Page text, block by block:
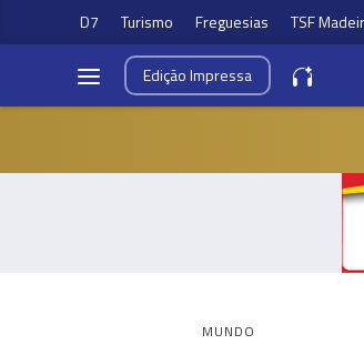
D7 Turismo Freguesias TSF
EdiçãoImpressa
MUNDO